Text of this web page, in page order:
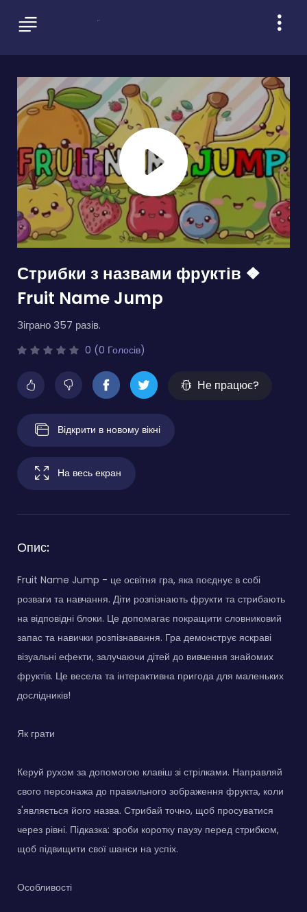
Стрибки з назвами фруктів ❖
Fruit Name Jump
Зіграно 357 разів.
0 (0 Голосів)
Не працює?
Відкрити в новому вікні
На весь екран
Опис:
Fruit Name Jump - це освітня гра, яка поєднує в собі
розваги та навчання. Діти розпізнають фрукти та стрибають
на відповідні блоки. Це допомагає покращити словниковий
запас та навички розпізнавання. Гра демонструє яскраві
візуальні ефекти, залучаючи дітей до вивчення знайомих
фруктів. Це весела та інтерактивна пригода для маленьких
дослідників!
Як грати
Керуй рухом за допомогою клавіш зі стрілками. Направляй
свого персонажа до правильного зображення фрукта, коли
з'являється його назва. Стрибай точно, щоб просуватися
через рівні. Підказка: зроби коротку паузу перед стрибком,
щоб підвищити свої шанси на успіх.
Особливості